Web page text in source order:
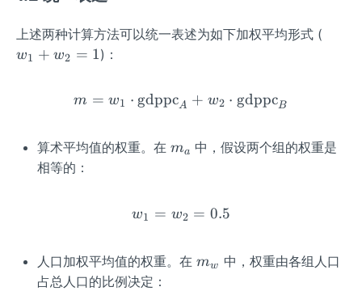
上述两种计算方法可以统一表述为如下加权平均形式 (
2
w1 + w2 = 1)：
m = w_1 \cdot
m = w1 ⋅ gdppcA + w2 ⋅ gdppcB
算术平均值的权重。在 m
ma 中，假设两个组的权重是
相等的：
w_1 = w_2 = 0.5
w1 = w2 = 0.5
人口加权平均值的权重。在 m
mw
中，权重由各组人口
占总人口的比例决定：